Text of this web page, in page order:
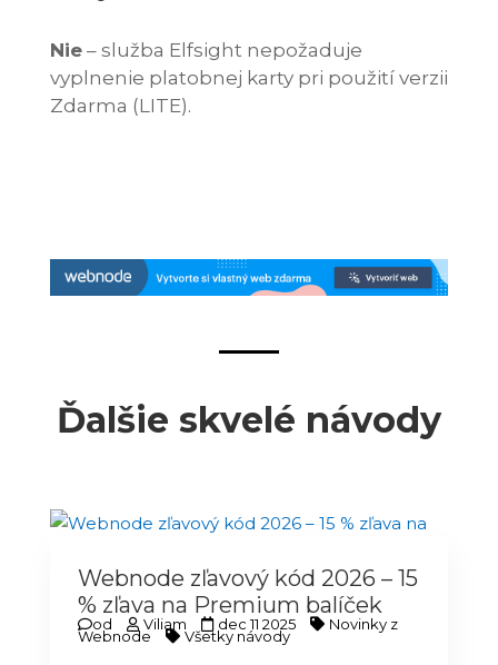
Nie– služba Elfsight nepožaduje
vyplnenie platobnej karty pri použití verzii
Zdarma (LITE).
Ďalšie skvelé návody
Webnode zľavový kód 2026 – 15
% zľava na Premium balíček
od Viliam dec 11 2025 Novinky z
Webnode Všetky návody